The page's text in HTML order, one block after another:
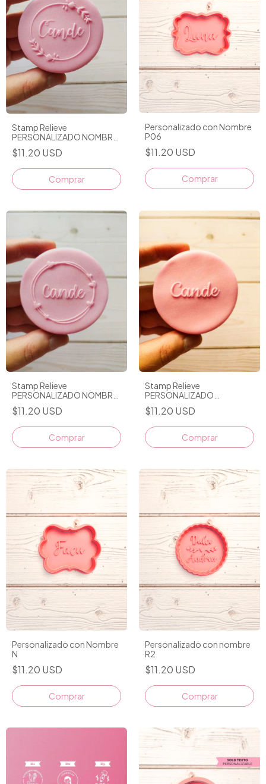
Stamp Relieve
PERSONALIZADO NOMBRE
CON MARQUITO D1
$11.20 USD
Personalizado con Nombre
P06
$11.20 USD
Stamp Relieve
PERSONALIZADO NOMBRE
CON MARQUITO D2
$11.20 USD
Stamp Relieve
PERSONALIZADO
NOMBRE/FRASE CORTA
$11.20 USD
Comprar
Personalizado con Nombre
N
$11.20 USD
Personalizado con nombre
R2
$11.20 USD